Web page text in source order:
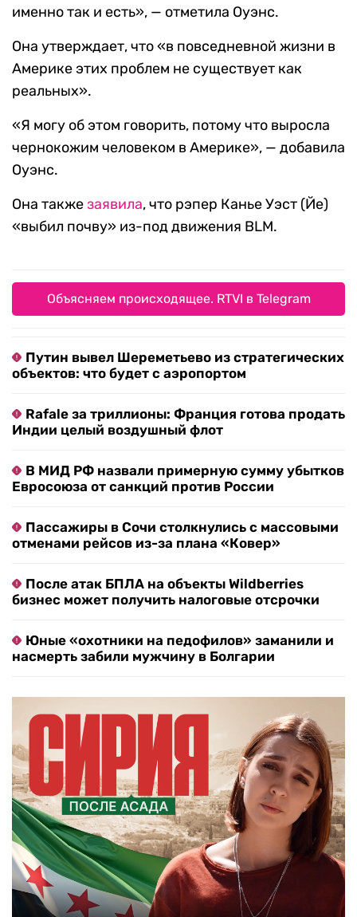
именно так и есть», — отметила Оуэнс.
Она утверждает, что «в повседневной жизни в
Америке этих проблем не существует как
реальных».
«Я могу об этом говорить, потому что выросла
чернокожим человеком в Америке», — добавила
Оуэнс.
Она такжезаявила, что рэпер Канье Уэст (Йе)
«выбил почву» из-под движения BLM.
Объясняем происходящее. RTVI в Telegram
Путин вывел Шереметьево из стратегических
объектов: что будет с аэропортом
Rafale за триллионы: Франция готова продать
Индии целый воздушный флот
В МИД РФ назвали примерную сумму убытков
Евросоюза от санкций против России
Пассажиры в Сочи столкнулись с массовыми
отменами рейсов из-за плана «Ковер»
После атак БПЛА на объекты Wildberries
бизнес может получить налоговые отсрочки
Юные «охотники на педофилов» заманили и
насмерть забили мужчину в Болгарии